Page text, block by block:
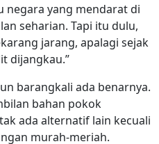
negara yang mendarat di
seharian. Tapi itu dulu,
jarang, apalagi sejak
dijangkau.”
barangkali ada benarnya.
bahan pokok
ada alternatif lain kecuali
murah-meriah.